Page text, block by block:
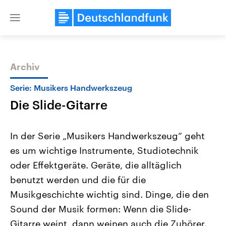
Close
Themen
Landtagswahl Sachsen-Anhalt
2026
Alle Informationen
Sachsen-Anhalt wählt am 6.
September 2026 einen neuen
Bundesland von einer Koalition aus
USA
Aktuelle Beiträge,
Hintergründe
Wirtschaftlich und
gehören die Vereinigten
mit großem Einfluss auf
Archiv
Serie: Musikers Handwerkszeug
Die Slide-Gitarre
In der Serie „Musikers Handwerkszeug“ geht
es um wichtige Instrumente, Studiotechnik
oder Effektgeräte. Geräte, die alltäglich
benutzt werden und die für die
Musikgeschichte wichtig sind. Dinge, die den
Sound der Musik formen: Wenn die Slide-
Gitarre weint, dann weinen auch die Zuhörer.